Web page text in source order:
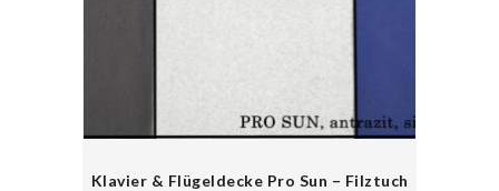
Klavier & Flügeldecke Pro Sun – Filztuch